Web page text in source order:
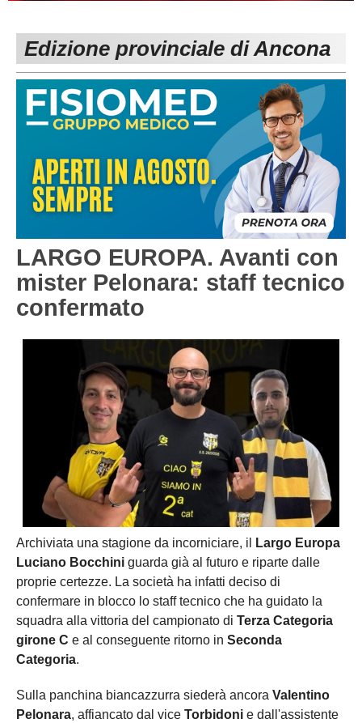
Carica la tua Rosa
1^ CATEGORIA
2^ CATEGORIA
3^ CATEGORIA
Edizione provinciale di Ancona
LARGO EUROPA. Avanti con
mister Pelonara: staff tecnico
confermato
Archiviata una stagione da incorniciare, il
Largo Europa
Luciano Bocchini guarda già al futuro e riparte dalle
proprie certezze. La società ha infatti deciso di
confermare in blocco lo staff tecnico che ha guidato la
squadra alla vittoria del campionato di Terza Categoria
girone C e al conseguente ritorno in Seconda
Categoria.
Sulla panchina biancazzurra siederà ancora Valentino
Pelonara, affiancato dal vice Torbidoni e dall'assistente